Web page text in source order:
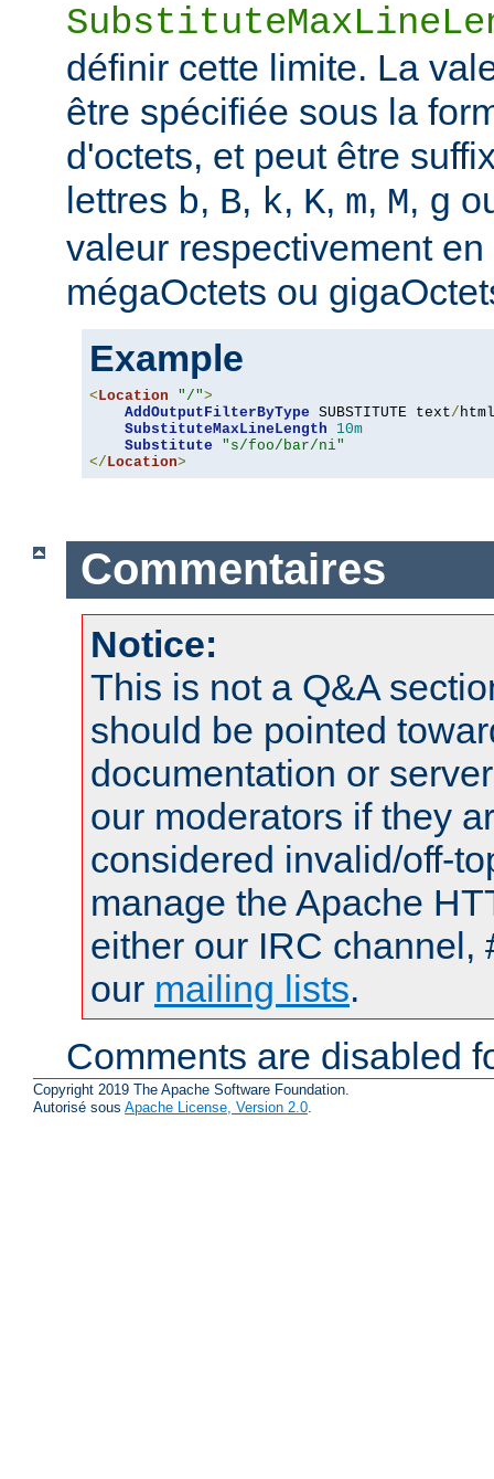
définir cette limite. La
être spécifiée sous la
d'octets, et peut être
lettres b, B, k, K, m, M, g
valeur respectivement
mégaOctets ou
Example
<Location "/">
AddOutputFilterByType SUBSTITUTE text/ html
SubstituteMaxLineLength
10m
Substitute
"s/foo/bar/ni"
</Location>
Commentaires
Notice:
This is not a Q&A
should be pointed
documentation or
our moderators if they
considered invalid/off-
manage the Apache
either our IRC channel,
our mailing lists.
Comments are disabled
Copyright 2019 The Apache Software Foundation.
Autorisé sous Apache License, Version 2.0.